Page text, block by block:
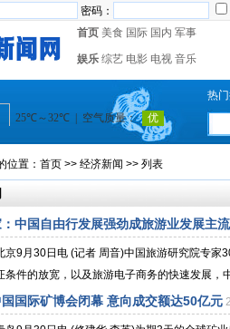
密码：
首页 美食 国际 国内 军事
娱乐 综艺 电影 电视 音乐
热门
位置： 首页 >> 经济新闻 >> 列表
中国自由行发展强劲成旅游业发展主流
京9月30日电 (记者 周音)中国旅游研究院专
条件的放宽，以及旅游电子商务的快速发展，
国际矿博会闭幕 意向成交额达50亿元